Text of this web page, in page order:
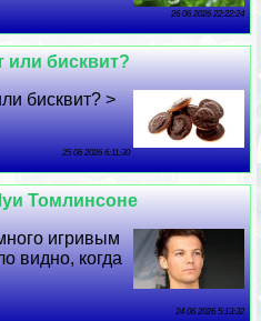
26 06 2026 22:22:24
бисквит?
бисквит? >
25 06 2026 6:11:30
Томлинсоне
игривым
видно, когда
24 06 2026 5:13:32